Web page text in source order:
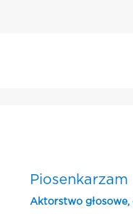
Piosenkarzam
Aktorstwo głosowe,